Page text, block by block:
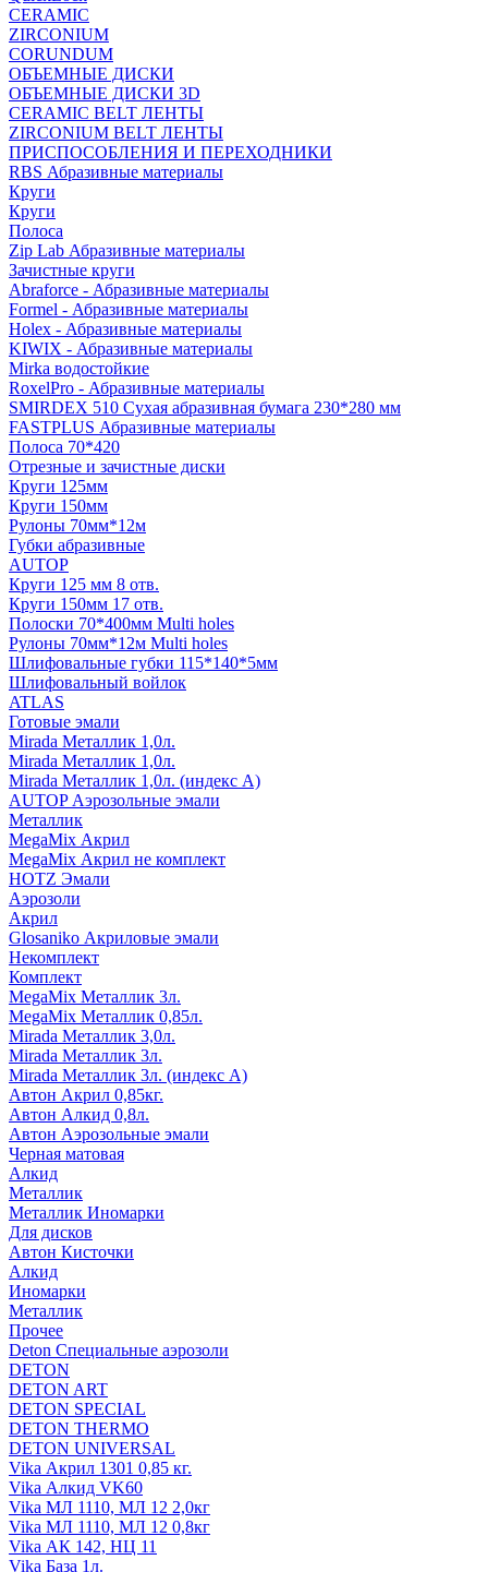
CERAMIC
ZIRCONIUM
СORUNDUM
ОБЪЕМНЫЕ ДИСКИ
ОБЪЕМНЫЕ ДИСКИ 3D
CERAMIC BELT ЛЕНТЫ
ZIRCONIUM BELT ЛЕНТЫ
ПРИСПОСОБЛЕНИЯ И ПЕРЕХОДНИКИ
RBS Абразивные материалы
Круги
Круги
Полоса
Zip Lab Абразивные материалы
Зачистные круги
Abraforce - Абразивные материалы
Formel - Абразивные материалы
Holex - Абразивные материалы
KIWIX - Абразивные материалы
Mirka водостойкие
RoxelPro - Абразивные материалы
SMIRDEX 510 Сухая абразивная бумага 230*280 мм
FASTPLUS Абразивные материалы
Полоса 70*420
Отрезные и зачистные диски
Круги 125мм
Круги 150мм
Рулоны 70мм*12м
Губки абразивные
AUTOP
Круги 125 мм 8 отв.
Круги 150мм 17 отв.
Полоски 70*400мм Multi holes
Рулоны 70мм*12м Multi holes
Шлифовальные губки 115*140*5мм
Шлифовальный войлок
ATLAS
Готовые эмали
Mirada Металлик 1,0л.
Mirada Металлик 1,0л.
Mirada Металлик 1,0л. (индекс А)
AUTOP Аэрозольные эмали
Металлик
MegaMix Акрил
MegaMix Акрил не комплект
HOTZ Эмали
Аэрозоли
Акрил
Glosaniko Акриловые эмали
Некомплект
Комплект
MegaMix Металлик 3л.
MegaMix Металлик 0,85л.
Mirada Металлик 3,0л.
Mirada Металлик 3л.
Mirada Металлик 3л. (индекс А)
Автон Акрил 0,85кг.
Автон Алкид 0,8л.
Автон Аэрозольные эмали
Черная матовая
Алкид
Металлик
Металлик Иномарки
Для дисков
Автон Кисточки
Алкид
Иномарки
Металлик
Прочее
Deton Специальные аэрозоли
DETON
DETON ART
DETON SPECIAL
DETON THERMO
DETON UNIVERSAL
Vika Акрил 1301 0,85 кг.
Vika Алкид VK60
Vika МЛ 1110, МЛ 12 2,0кг
Vika МЛ 1110, МЛ 12 0,8кг
Vika АК 142, НЦ 11
Vika База 1л.